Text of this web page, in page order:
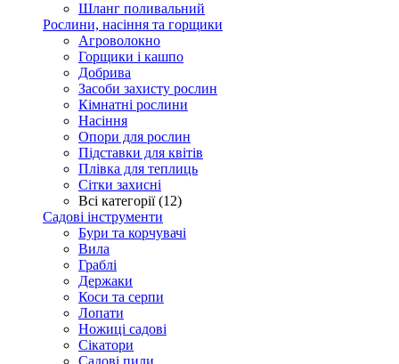
Шланг поливальний
Рослини, насіння та горщики
Агроволокно
Горщики і кашпо
Добрива
Засоби захисту рослин
Кімнатні рослини
Насіння
Опори для рослин
Підставки для квітів
Плівка для теплиць
Сітки захисні
Всі категорії (12)
Садові інструменти
Бури та корчувачі
Вила
Граблі
Держаки
Коси та серпи
Лопати
Ножиці садові
Сікатори
Садові пили